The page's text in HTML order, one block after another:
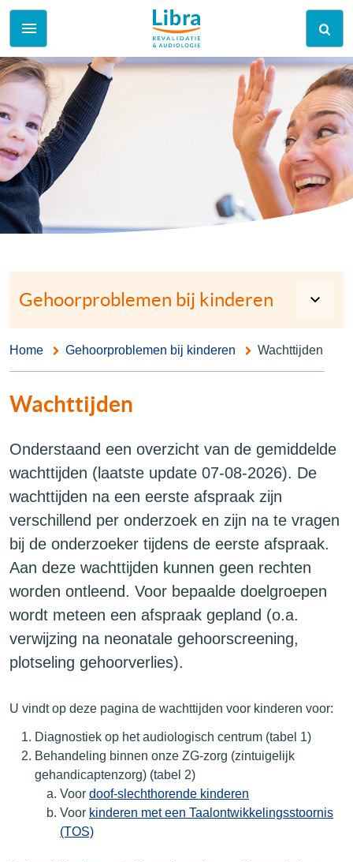
Gehoorproblemen bij kinderen
Home Gehoorproblemen bij kinderen Wachttijden
Wachttijden
Onderstaand een overzicht van de gemiddelde
wachttijden (laatste update 07-08-2026). De
wachttijden na een eerste afspraak zijn
verschillend per onderzoek en zijn na te vragen
bij de onderzoeker tijdens de eerste afspraak.
Aan deze wachttijden kunnen geen rechten
worden ontleend. Voor bepaalde doelgroepen
wordt meteen een afspraak gepland (o.a.
verwijzing na neonatale gehoorscreening,
plotseling gehoorverlies).
U vindt op deze pagina de wachttijden voor kinderen voor:
Diagnostiek op het audiologisch centrum (tabel 1)
Behandeling binnen onze ZG-zorg (zintuigelijk
gehandicaptenzorg) (tabel 2)
Voor doof-slechthorende kinderen
Voor kinderen met een Taalontwikkelingsstoornis
(TOS)